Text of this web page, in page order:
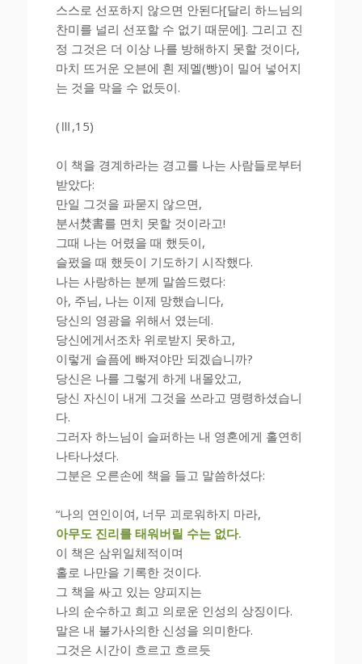
스스로 선포하지 않으면 안된다[달리 하느님의
찬미를 널리 선포할 수 없기 때문에]. 그리고 진
정 그것은 더 이상 나를 방해하지 못할 것이다,
마치 뜨거운 오븐에 흰 제멜(빵)이 밀어 넣어지
는 것을 막을 수 없듯이.
(Ⅲ,15)
이 책을 경계하라는 경고를 나는 사람들로부터
받았다:
만일 그것을 파묻지 않으면,
분서焚書를 면치 못할 것이라고!
그때 나는 어렸을 때 했듯이,
슬펐을 때 했듯이 기도하기 시작했다.
나는 사랑하는 분께 말씀드렸다:
아, 주님, 나는 이제 망했습니다,
당신의 영광을 위해서 였는데.
당신에게서조차 위로받지 못하고,
이렇게 슬픔에 빠져야만 되겠습니까?
당신은 나를 그렇게 하게 내몰았고,
당신 자신이 내게 그것을 쓰라고 명령하셨습니
다.
그러자 하느님이 슬퍼하는 내 영혼에게 홀연히
나타나셨다.
그분은 오른손에 책을 들고 말씀하셨다:
“나의 연인이여, 너무 괴로워하지 마라,
아무도 진리를 태워버릴 수는 없다.
이 책은 삼위일체적이며
홀로 나만을 기록한 것이다.
그 책을 싸고 있는 양피지는
나의 순수하고 희고 의로운 인성의 상징이다.
말은 내 불가사의한 신성을 의미한다.
그것은 시간이 흐르고 흐르듯